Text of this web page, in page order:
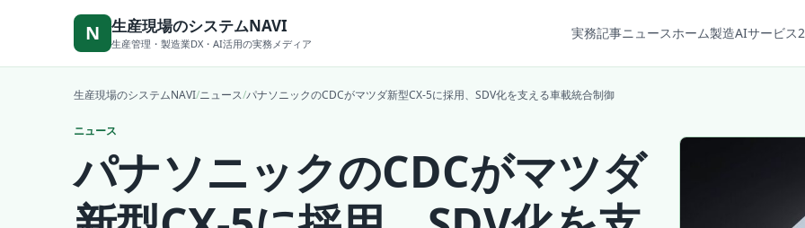
N 生産現場のシステムNAVI
生産管理・製造業DX・AI活用の実務メディア
実務記事ニュースホーム製造AIサービス
生産現場のシステムNAVI/ニュース/パナソニックのCDCがマツダ新型CX-5に採用、SDV化を支える車載統合制御
ニュース
パナソニックのCDCがマツダ